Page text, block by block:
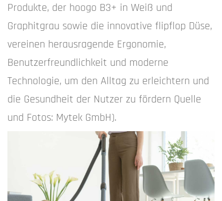
Produkte, der hoogo B3+ in Weiß und
Graphitgrau sowie die innovative flipflop Düse,
vereinen herausragende Ergonomie,
Benutzerfreundlichkeit und moderne
Technologie, um den Alltag zu erleichtern und
die Gesundheit der Nutzer zu fördern Quelle
und Fotos: Mytek GmbH).